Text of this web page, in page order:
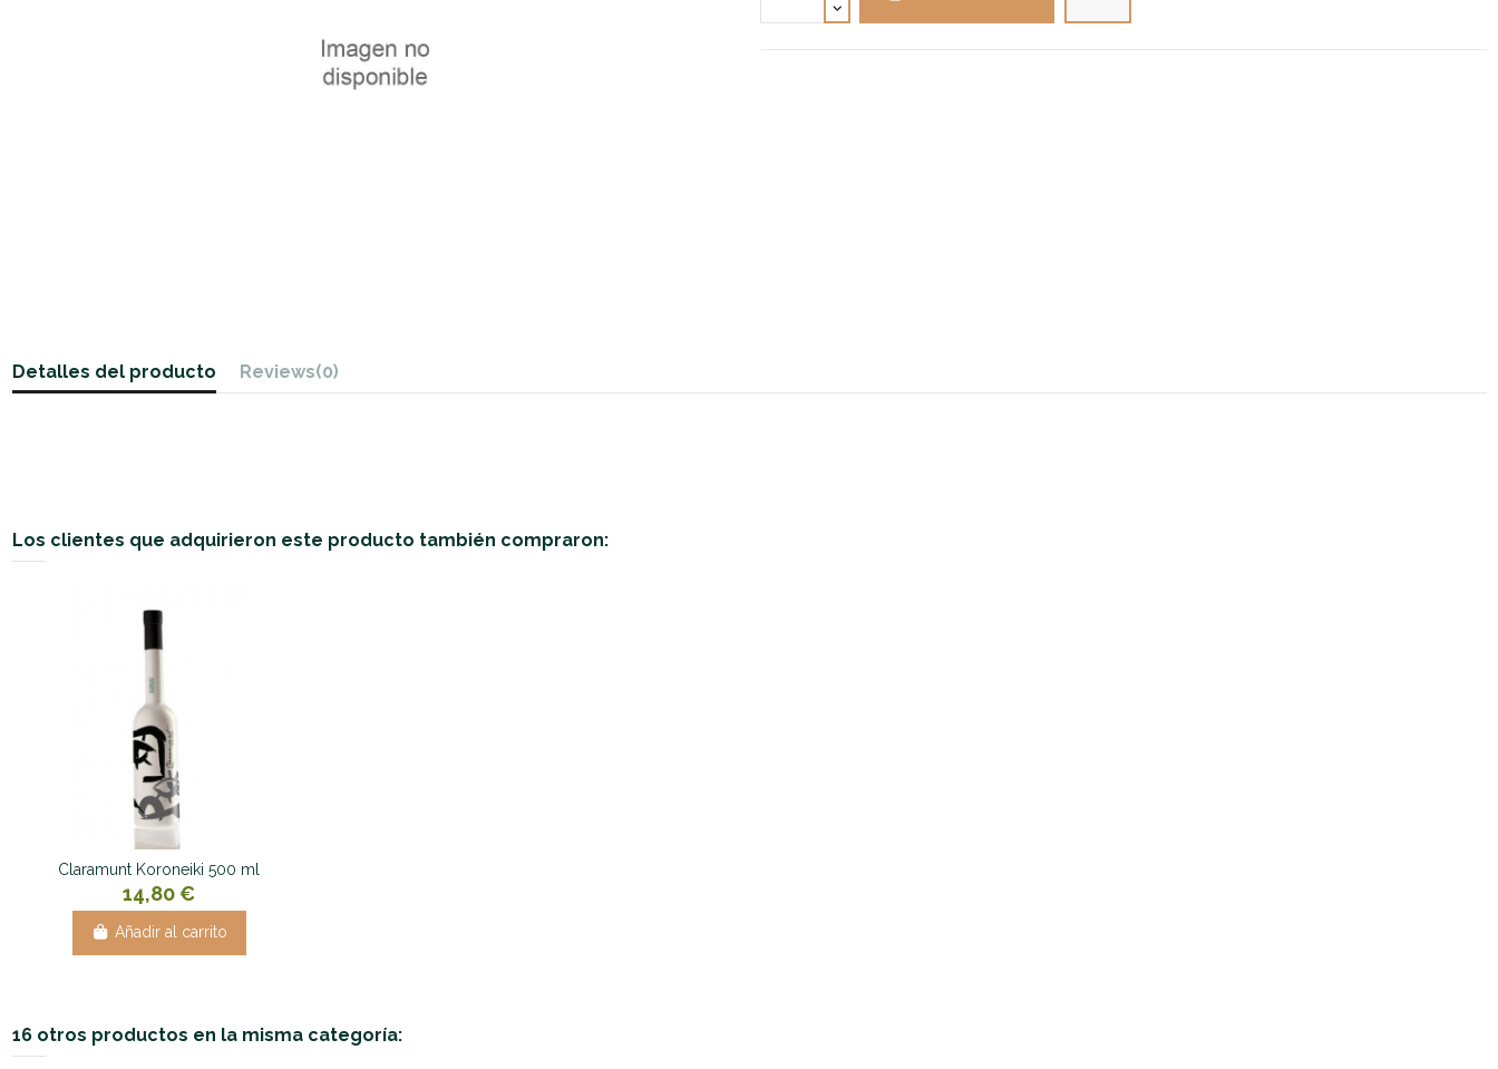
Detalles del producto Reviews(0)
Los clientes que adquirieron este producto también compraron:
Claramunt Koroneiki 500 ml
14,80 €
Añadir al carrito
16 otros productos en la misma categoría: